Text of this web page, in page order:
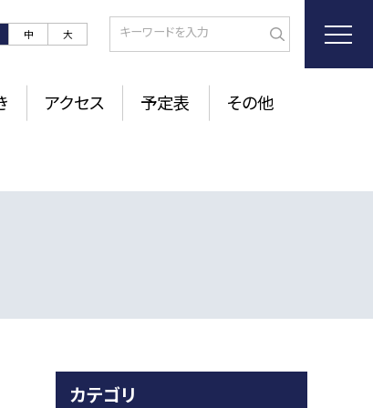
中 大
アクセス 予定表 その他
カテゴリ